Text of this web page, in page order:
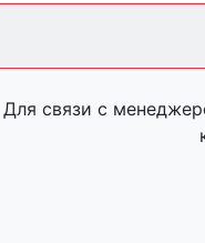
Для связи с